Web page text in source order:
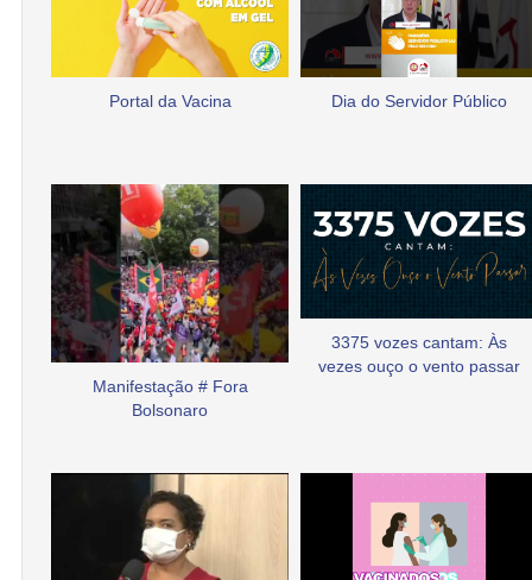
Portal da Vacina Dia do Servidor Público
Manifestação # Fora
Bolsonaro
3375 vozes cantam: Às
vezes ouço o vento passar